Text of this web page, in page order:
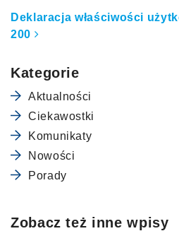
Deklaracja właściwości
200
Kategorie
Aktualności
Ciekawostki
Komunikaty
Nowości
Porady
Zobacz też inne wpisy